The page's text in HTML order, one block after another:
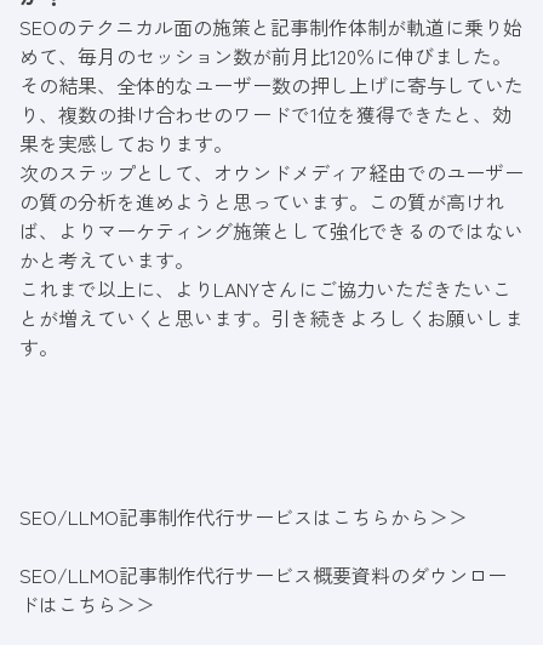
SEOのテクニカル面の施策と記事制作体制が軌道に乗り始
めて、毎月のセッション数が前月比120％に伸びました。
その結果、全体的なユーザー数の押し上げに寄与していた
り、複数の掛け合わせのワードで1位を獲得できたと、効
果を実感しております。
次のステップとして、オウンドメディア経由でのユーザー
の質の分析を進めようと思っています。この質が高けれ
ば、よりマーケティング施策として強化できるのではない
かと考えています。
これまで以上に、よりLANYさんにご協力いただきたいこ
とが増えていくと思います。引き続きよろしくお願いしま
す。
SEO/LLMO記事制作代行サービスはこちらから＞＞
SEO/LLMO記事制作代行サービス概要資料のダウンロー
ドはこちら＞＞